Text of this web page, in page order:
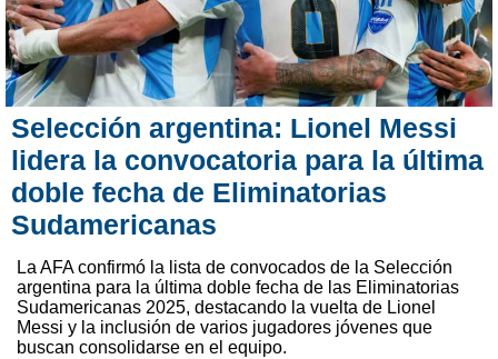
Selección argentina: Lionel Messi
lidera la convocatoria para la última
doble fecha de Eliminatorias
Sudamericanas
La AFA confirmó la lista de convocados de la Selección
argentina para la última doble fecha de las Eliminatorias
Sudamericanas 2025, destacando la vuelta de Lionel
Messi y la inclusión de varios jugadores jóvenes que
buscan consolidarse en el equipo.